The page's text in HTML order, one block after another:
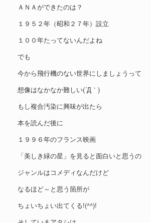
ＡＮＡができたのは？
１９５２年（昭和２７年）設立
１００年たってないんだよね
でも
今から飛行機のない世界にしましょうって
想像はなかなか難しい(´Д｀)
もし複合汚染に興味が出たら
本を読んだ後に
１９９６年のフランス映画
「美しき緑の星」を見ると面白いと思うの
ジャンルはコメディなんだけど
なるほど～と思う箇所が
ちょいちょい出てくる!(^^)!